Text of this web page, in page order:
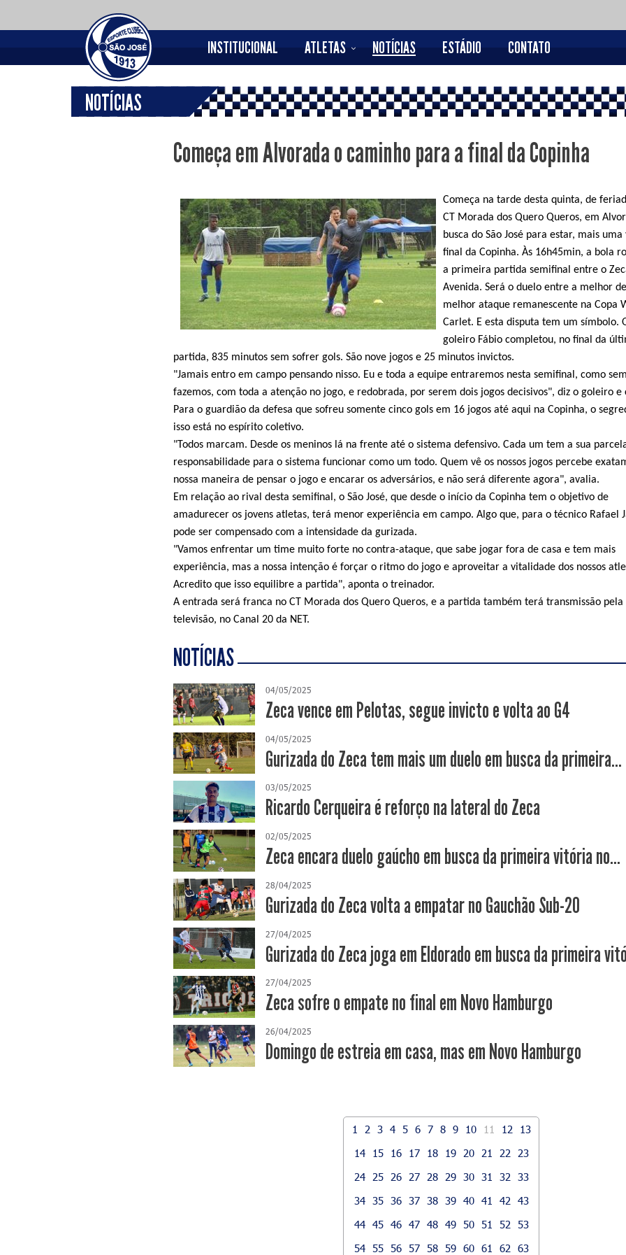
INSTITUCIONAL ATLETAS NOTÍCIAS ESTÁDIO CONTATO
NOTÍCIAS
Começa em Alvorada o caminho para a final da Copinha
Começa na tarde desta quinta, de
CT Morada dos Quero Queros, em
busca do São José para estar, mais uma
final da Copinha. Às 16h45min, a bola
a primeira partida semifinal entre o
Avenida. Será o duelo entre a melhor
melhor ataque remanescente na Copa
Carlet. E esta disputa tem um símbolo.
goleiro Fábio completou, no final da
partida, 835 minutos sem sofrer gols. São nove jogos e 25 minutos invictos.
"Jamais entro em campo pensando nisso. Eu e toda a equipe entraremos nesta semifinal, como
fazemos, com toda a atenção no jogo, e redobrada, por serem dois jogos decisivos", diz o goleiro e
Para o guardião da defesa que sofreu somente cinco gols em 16 jogos até aqui na Copinha, o
isso está no espírito coletivo.
"Todos marcam. Desde os meninos lá na frente até o sistema defensivo. Cada um tem a sua
responsabilidade para o sistema funcionar como um todo. Quem vê os nossos jogos percebe
nossa maneira de pensar o jogo e encarar os adversários, e não será diferente agora", avalia.
Em relação ao rival desta semifinal, o São José, que desde o início da Copinha tem o objetivo de
amadurecer os jovens atletas, terá menor experiência em campo. Algo que, para o técnico Rafael
pode ser compensado com a intensidade da gurizada.
"Vamos enfrentar um time muito forte no contra-ataque, que sabe jogar fora de casa e tem mais
experiência, mas a nossa intenção é forçar o ritmo do jogo e aproveitar a vitalidade dos nossos
Acredito que isso equilibre a partida", aponta o treinador.
A entrada será franca no CT Morada dos Quero Queros, e a partida também terá transmissão pela
televisão, no Canal 20 da NET.
NOTÍCIAS
04/05/2025
Zeca vence em Pelotas, segue invicto e volta ao G4
04/05/2025
Gurizada do Zeca tem mais um duelo em busca da primeira...
03/05/2025
Ricardo Cerqueira é reforço na lateral do Zeca
02/05/2025
Zeca encara duelo gaúcho em busca da primeira vitória no...
28/04/2025
Gurizada do Zeca volta a empatar no Gauchão Sub-20
27/04/2025
Gurizada do Zeca joga em Eldorado em busca da primeira
27/04/2025
Zeca sofre o empate no final em Novo Hamburgo
26/04/2025
Domingo de estreia em casa, mas em Novo Hamburgo
1 2 3 4 5 6 7 8 9 10 11 12
13
14
15 16 17 18 19 20 21 22
23
24
25 26 27 28 29 30 31 32
33
34 35 36 37 38 39 40 41 42
43
44 45 46 47 48 49 50 51 52
53
54 55 56 57 58 59 60 61 62
63